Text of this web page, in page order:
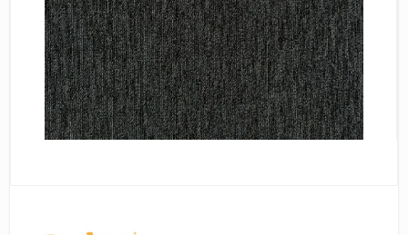
Серый
Бежевый
Дуб светлый
Коричневый
Страна